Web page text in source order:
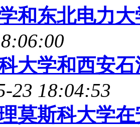
和东北电力
大学和西安
23 18:04:53
莫斯科大学